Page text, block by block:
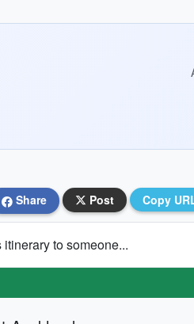
Share Post Copy
itinerary to someone...